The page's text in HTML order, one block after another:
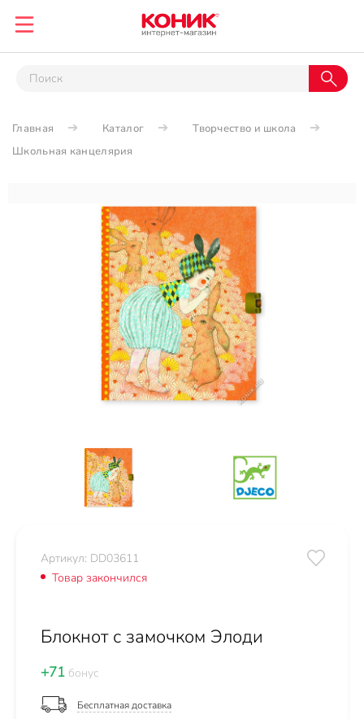
Главная Каталог
Творчество и школа
Школьная канцелярия
Артикул: DD03611
Товар закончился
Блокнот с замочком Элоди
+71 бонус
Бесплатная доставка